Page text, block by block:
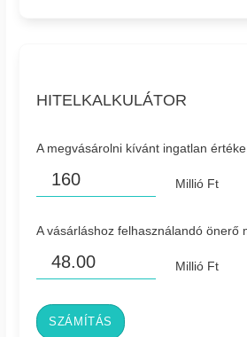
HITELKALKULÁTOR
A megvásárolni kívánt ingatlan
Millió Ft
A vásárláshoz felhasználandó önerő
Millió Ft
SZÁMÍTÁS